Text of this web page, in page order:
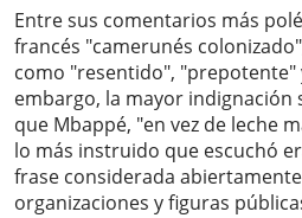
Entre sus comentarios más
francés "camerunés
como "resentido", "prepotente"
embargo, la mayor indignación
que Mbappé, "en vez de leche
lo más instruido que escuchó
frase considerada
organizaciones y figuras